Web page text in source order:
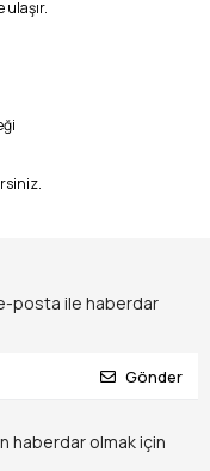
ulaşır.
posta ile haberdar
Gönder
haberdar olmak için